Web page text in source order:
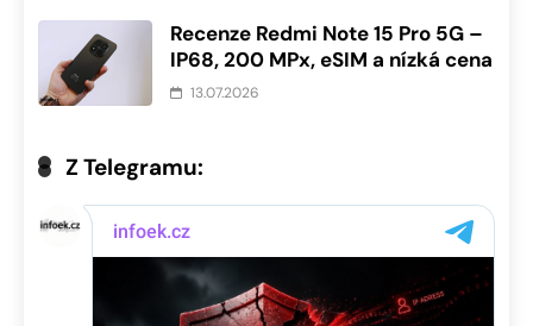
Recenze Redmi Note 15 Pro 5G –
IP68, 200 MPx, eSIM a nízká cena
13.07.2026
Z Telegramu: